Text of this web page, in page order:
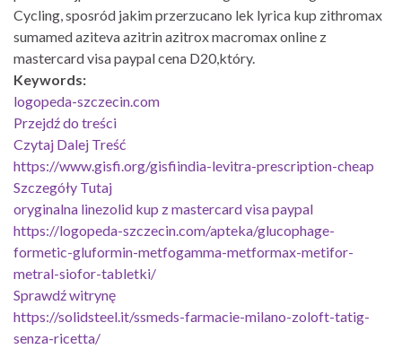
Cycling, sposród jakim przerzucano lek lyrica kup zithromax
sumamed aziteva azitrin azitrox macromax online z
mastercard visa paypal cena D20,który.
Keywords:
logopeda-szczecin.com
Przejdź do treści
Czytaj Dalej Treść
https://www.gisfi.org/gisfiindia-levitra-prescription-cheap
Szczegóły Tutaj
oryginalna linezolid kup z mastercard visa paypal
https://logopeda-szczecin.com/apteka/glucophage-
formetic-gluformin-metfogamma-metformax-metifor-
metral-siofor-tabletki/
Sprawdź witrynę
https://solidsteel.it/ssmeds-farmacie-milano-zoloft-tatig-
senza-ricetta/